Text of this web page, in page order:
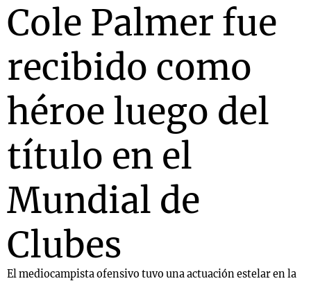
Cole Palmer fue
recibido como
héroe luego del
título en el
Mundial de
Clubes
El mediocampista ofensivo tuvo una actuación estelar en la